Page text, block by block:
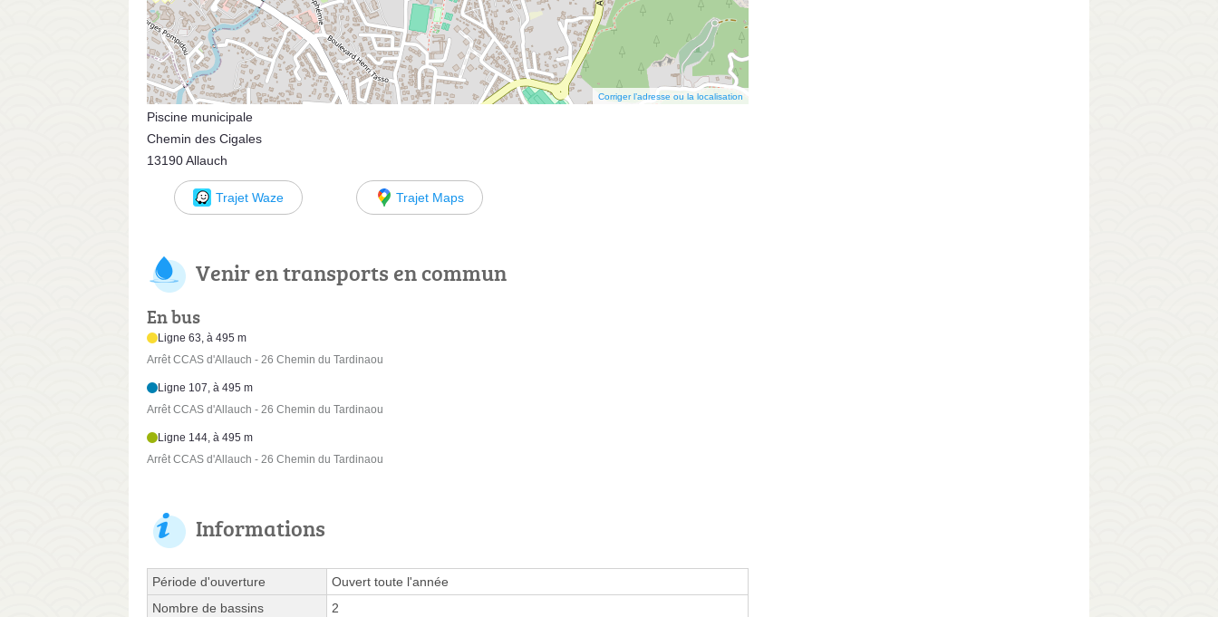
Corriger l’adresse ou la localisation
Piscine municipale
Chemin des Cigales
13190 Allauch
Trajet Waze Trajet Maps
Venir en transports en commun
En bus
Ligne 63, à 495 m
Arrêt CCAS d'Allauch - 26 Chemin du Tardinaou
Ligne 107, à 495 m
Arrêt CCAS d'Allauch - 26 Chemin du Tardinaou
Ligne 144, à 495 m
Arrêt CCAS d'Allauch - 26 Chemin du Tardinaou
Informations
Période d'ouverture
Ouvert toute l'année
Nombre de bassins
2